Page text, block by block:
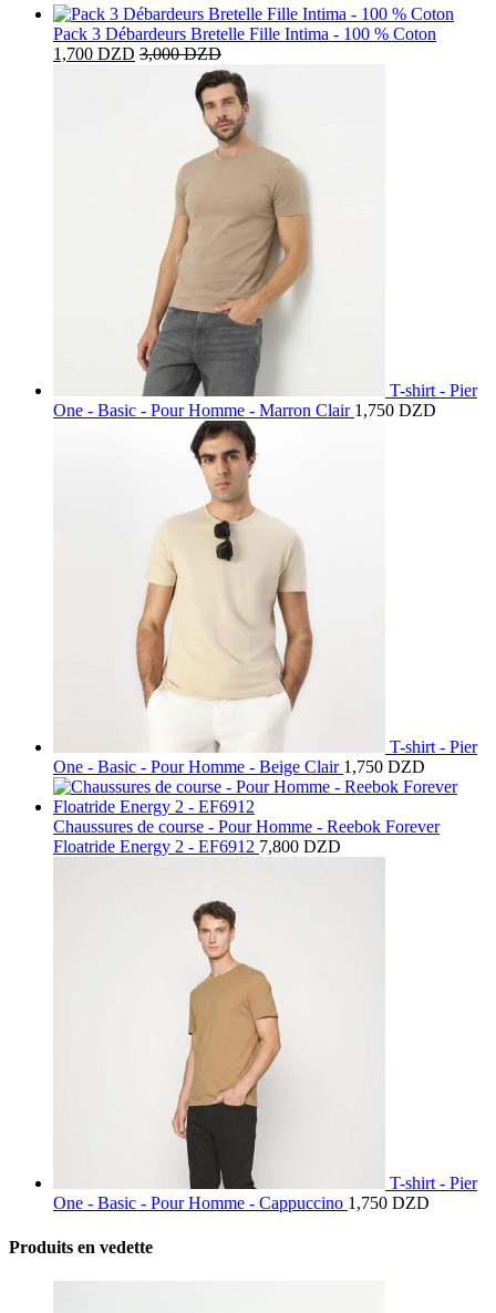
Pack 3 Débardeurs Bretelle Fille Intima - 100 % Coton
1,700 DZD 3,000DZD
T-shirt - Pier
One - Basic - Pour Homme - Marron Clair 1,750 DZD
T-shirt - Pier
One - Basic - Pour Homme - Beige Clair 1,750 DZD
Chaussures de course - Pour Homme - Reebok Forever
Floatride Energy 2 - EF6912 7,800 DZD
T-shirt - Pier
One - Basic - Pour Homme - Cappuccino 1,750 DZD
Produits en vedette